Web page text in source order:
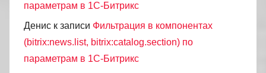
параметрам в 1С-Битрикс
Денис к записи Фильтрация в компонентах
(bitrix:news.list, bitrix:catalog.section) по
параметрам в 1С-Битрикс